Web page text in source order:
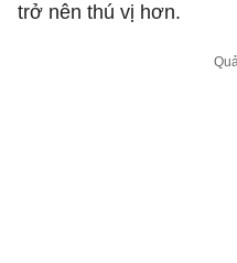
trở nên thú vị hơn.